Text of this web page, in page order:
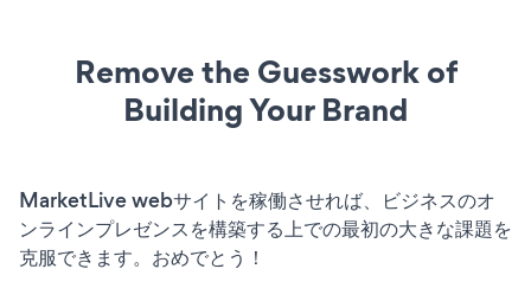
Remove the Guesswork of
Building Your Brand
MarketLive webサイトを稼働させれば、ビジネスのオ
ンラインプレゼンスを構築する上での最初の大きな課題を
克服できます。おめでとう！